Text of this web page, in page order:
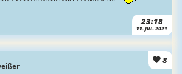
23:18
11. JUL. 2021
8